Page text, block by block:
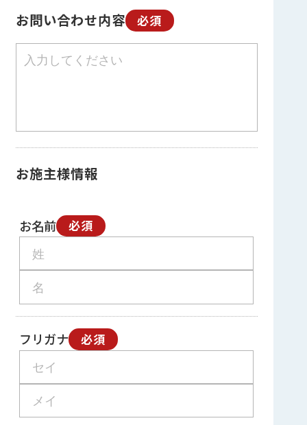
お問い合わせ内容 必須
お施主様情報
お名前 必須
フリガナ 必須